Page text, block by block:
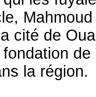
cité de
la région.